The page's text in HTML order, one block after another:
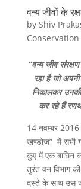
वन्य जीवों के
by Shiv
Conservation
“वन्य जीव संरक्षण
रहा है जो अपनी
निकालकर उनकी
कर रहे हैं
14 नवम्बर
खण्डोज” में सभी
कुए में एक बाघिन
तुरंत वन विभाग
दस्ते के साथ उस